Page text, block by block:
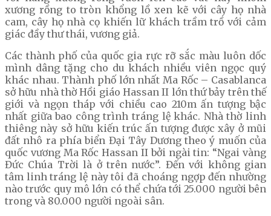
xương rồng to tròn khổng lồ xen kẽ với cây họ nhà
cam, cây họ nhà cọ khiến lữ khách trầm trồ với cảm
giác đầy thư thái, vương giả.
Các thành phố của quốc gia rực rỡ sắc màu luôn dốc
mình dâng tặng cho du khách nhiều viên ngọc quý
khác nhau. Thành phố lớn nhất Ma Rốc – Casablanca
sở hữu nhà thờ Hồi giáo Hassan II lớn thứ bảy trên thế
giới và ngọn tháp với chiều cao 210m ấn tượng bậc
nhất giữa bao công trình tráng lệ khác. Nhà thờ linh
thiêng này sở hữu kiến trúc ấn tượng được xây ở mũi
đất nhô ra phía biển Đại Tây Dương theo ý muốn của
quốc vương Ma Rốc Hassan II bởi ngài tin: “Ngai vàng
Đức Chúa Trời là ở trên nước”. Đến với không gian
tâm linh tráng lệ này tôi đã choáng ngợp đến nhường
nào trước quy mô lớn có thể chứa tới 25.000 người bên
trong và 80.000 người ngoài sân.